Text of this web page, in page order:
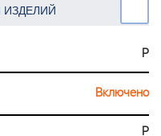
Р
Включено
Р